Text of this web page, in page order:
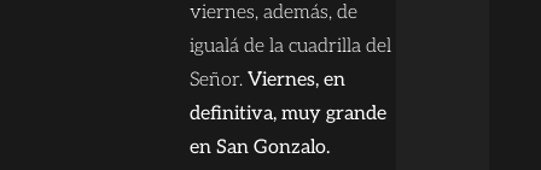
viernes, además, de
igualá de la cuadrilla del
Señor. Viernes, en
definitiva, muy grande
en San Gonzalo.